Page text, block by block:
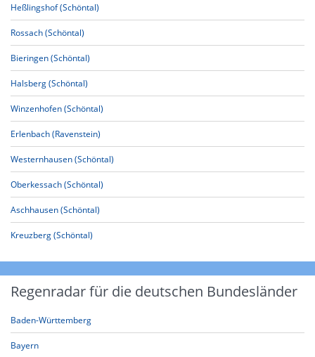
Heßlingshof (Schöntal)
Rossach (Schöntal)
Bieringen (Schöntal)
Halsberg (Schöntal)
Winzenhofen (Schöntal)
Erlenbach (Ravenstein)
Westernhausen (Schöntal)
Oberkessach (Schöntal)
Aschhausen (Schöntal)
Kreuzberg (Schöntal)
Regenradar für die deutschen Bundesländer
Baden-Württemberg
Bayern